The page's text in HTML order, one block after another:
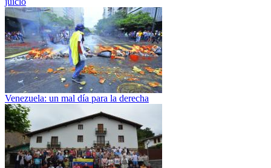
Venezuela: un mal día para la derecha